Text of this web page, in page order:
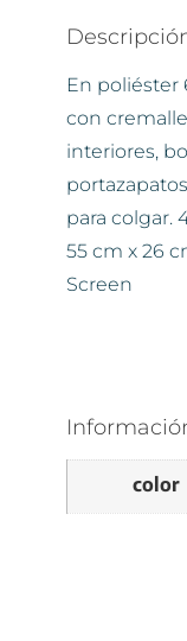
En poliéster
con
interiores,
para colgar.
55 cm x 26
Screen
color